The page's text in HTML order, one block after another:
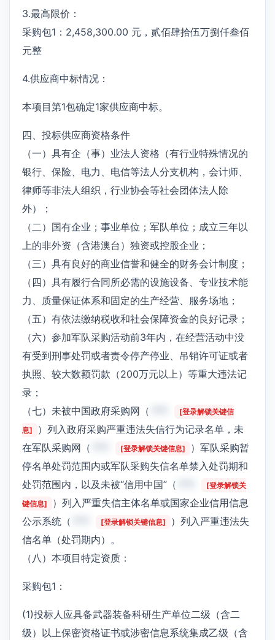
3.最高限价：
采购包1：2,458,300.00 元，贰佰肆拾伍万捌仟叁佰
元整
4.供应商中标情况：
本项目第1包确定1家供应商中标。
四、投标供应商资格条件
（一）具有企（事）业法人资格（有行业特殊情况的
银行、保险、电力、电信等法人分支机构，会计师、
律师等非法人组织，行业协会等社会团体法人除
外）；
（二）国有企业；事业单位；军队单位；成立三年以
上的非外资（含港澳台）独资或控股企业；
（三）具有良好的商业信誉和健全的财务会计制度；
（四）具有履行合同所必需的设施设备、专业技术能
力、质量保证体系和固定的生产经营、服务场地；
（五）有依法缴纳税收和社会保障资金的良好记录；
（六）参加军队采购活动前3年内，在经营活动中没
有受到刑事处罚或者责令停产停业、吊销许可证或者
执照、较大数额罚款（200万元以上）等重大违法记
录；
（七）未被中国政府采购网（
[登录解锁关键信
息]
）列入政府采购严重违法失信行为记录名单，未
在军队采购网（
[登录解锁关键信息]
）军队采购暂
停名单处罚范围内或军队采购失信名单禁入处罚期和
处罚范围内，以及未被“信用中国”（
[登录解锁关
键信息]
）列入严重失信主体名单或国家企业信用信息
公示系统（
[登录解锁关键信息]
）列入严重违法失
信名单（处罚期内）。
（八）本项目特定资质：
采购包1：
(1)投标人应具备武器装备科研生产单位二级（含二
级）以上保密资格证书或涉密信息系统集成乙级（含